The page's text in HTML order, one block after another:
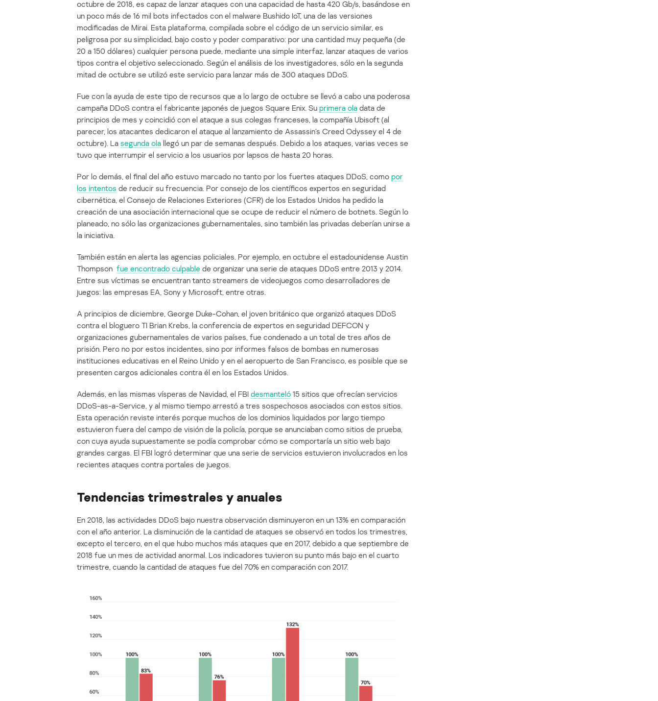
octubre de 2018, es capaz de lanzar ataques con una capacidad de hasta 420 Gb/s, basándose en
un poco más de 16 mil bots infectados con el malware Bushido IoT, una de las versiones
modificadas de Mirai. Esta plataforma, compilada sobre el código de un servicio similar, es
peligrosa por su simplicidad, bajo costo y poder comparativo: por una cantidad muy pequeña (de
20 a 150 dólares) cualquier persona puede, mediante una simple interfaz, lanzar ataques de varios
tipos contra el objetivo seleccionado. Según el análisis de los investigadores, sólo en la segunda
mitad de octubre se utilizó este servicio para lanzar más de 300 ataques DDoS.
Fue con la ayuda de este tipo de recursos que a lo largo de octubre se llevó a cabo una poderosa
campaña DDoS contra el fabricante japonés de juegos Square Enix. Su primera ola data de
principios de mes y coincidió con el ataque a sus colegas franceses, la compañía Ubisoft (al
parecer, los atacantes dedicaron el ataque al lanzamiento de Assassin’s Creed Odyssey el 4 de
octubre). La segunda ola llegó un par de semanas después. Debido a los ataques, varias veces se
tuvo que interrumpir el servicio a los usuarios por lapsos de hasta 20 horas.
Por lo demás, el final del año estuvo marcado no tanto por los fuertes ataques DDoS, como por
los intentos de reducir su frecuencia. Por consejo de los científicos expertos en seguridad
cibernética, el Consejo de Relaciones Exteriores (CFR) de los Estados Unidos ha pedido la
creación de una asociación internacional que se ocupe de reducir el número de botnets. Según lo
planeado, no sólo las organizaciones gubernamentales, sino también las privadas deberían unirse a
la iniciativa.
También están en alerta las agencias policiales. Por ejemplo, en octubre el estadounidense Austin
Thompson fue encontrado culpable de organizar una serie de ataques DDoS entre 2013 y 2014.
Entre sus víctimas se encuentran tanto streamers de videojuegos como desarrolladores de
juegos: las empresas EA, Sony y Microsoft, entre otras.
A principios de diciembre, George Duke-Cohan, el joven británico que organizó ataques DDoS
contra el bloguero TI Brian Krebs, la conferencia de expertos en seguridad DEFCON y
organizaciones gubernamentales de varios países, fue condenado a un total de tres años de
prisión. Pero no por estos incidentes, sino por informes falsos de bombas en numerosas
instituciones educativas en el Reino Unido y en el aeropuerto de San Francisco, es posible que se
presenten cargos adicionales contra él en los Estados Unidos.
Además, en las mismas vísperas de Navidad, el FBI desmanteló 15 sitios que ofrecían servicios
DDoS-as-a-Service, y al mismo tiempo arrestó a tres sospechosos asociados con estos sitios.
Esta operación reviste interés porque muchos de los dominios liquidados por largo tiempo
estuvieron fuera del campo de visión de la policía, porque se anunciaban como sitios de prueba,
con cuya ayuda supuestamente se podía comprobar cómo se comportaría un sitio web bajo
grandes cargas. El FBI logró determinar que una serie de servicios estuvieron involucrados en los
recientes ataques contra portales de juegos.
Tendencias trimestrales y anuales
En 2018, las actividades DDoS bajo nuestra observación disminuyeron en un 13% en comparación
con el año anterior. La disminución de la cantidad de ataques se observó en todos los trimestres,
excepto el tercero, en el que hubo muchos más ataques que en 2017, debido a que septiembre de
2018 fue un mes de actividad anormal. Los indicadores tuvieron su punto más bajo en el cuarto
trimestre, cuando la cantidad de ataques fue del 70% en comparación con 2017.